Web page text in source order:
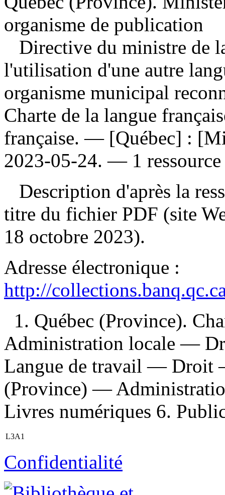
organisme de publication
Directive du ministre de
l'utilisation d'une autre
organisme municipal
Charte de la langue
française. — [Québec] :
2023-05-24. — 1 ressource
Description d'après la
titre du fichier PDF (site
18 octobre 2023).
Adresse électronique :
http://
1. Québec (Province).
Administration locale —
Langue de travail — Droit
(Province) —
Livres numériques 6.
L3A1
Confidentialité